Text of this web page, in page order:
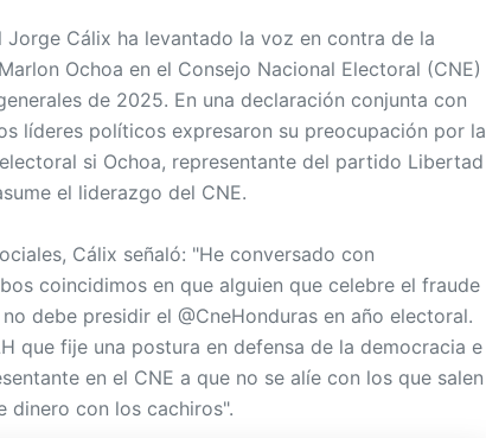
Jorge Cálix ha levantado la voz en contra de la
Ochoa en el Consejo Nacional Electoral (CNE)
de 2025. En una declaración conjunta con
líderes políticos expresaron su preocupación por la
si Ochoa, representante del partido Libertad
el liderazgo del CNE.
Cálix señaló: "He conversado con
coincidimos en que alguien que celebre el fraude
debe presidir el @CneHonduras en año electoral.
que fije una postura en defensa de la democracia e
en el CNE a que no se alíe con los que salen
dinero con los cachiros".